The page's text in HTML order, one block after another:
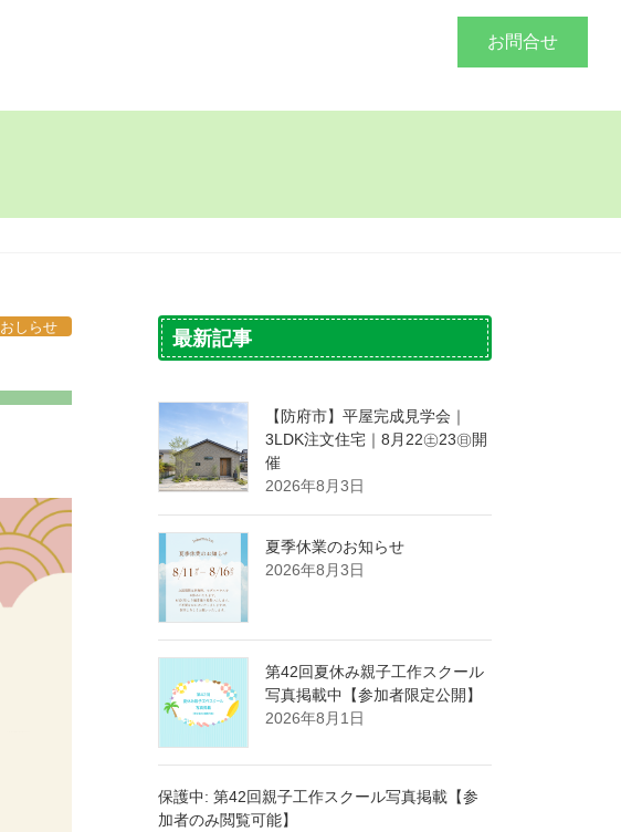
お問合せ
おしらせ
最新記事
【防府市】平屋完成見学会｜
3LDK注文住宅｜8月22㊏23㊐開
催
2026年8月3日
夏季休業のお知らせ
2026年8月3日
第42回夏休み親子工作スクール
写真掲載中【参加者限定公開】
2026年8月1日
保護中: 第42回親子工作スクール写真掲載【参
加者のみ閲覧可能】